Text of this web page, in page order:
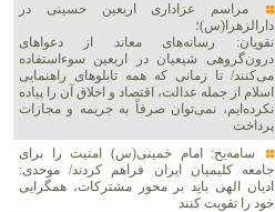
مراسم عزاداری اربعین حسینی در
دارالزهرا(س)؛
نقویان: رسانه‌های معاند از دعواهای
درون‌گروهی شیعیان در اربعین سوءاستفاده
می‌کنند/ تا زمانی که همه تابلوهای راهنمایی
اسلام از جمله عدالت، اقتصاد و اخلاق آن را پیاده
نکرده‌ایم، نمی‌توان صرفاً به جریمه و مجازات
پرداخت
سامه‌یح: امام خمینی(س) امنیت را برای
جامعه کلیمیان ایران فراهم کردند/ موحدی:
ادیان الهی باید بر محور مشترکات، همگرایی
خود را تقویت کنند